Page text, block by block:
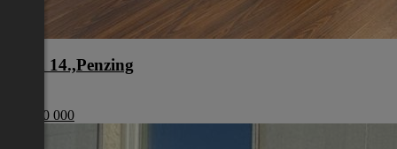
Wien 14.,Penzing
€ 1 200 000